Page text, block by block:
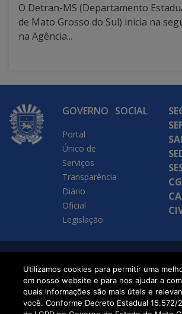
O Detran-MS (Departamento
de Mato Grosso do Sul) inicia na
na Agência...
GOVERNO
Portal
Único de
Serviços
Transparência
Diário
Oficial
Legislação
SOCIAL
SETDIG | Secretaria-
Executiva de
Transformação Digital
Utilizamos cookies para permitir uma
em nosso website e para nos ajudar a
quais informações são mais úteis e
você. Conforme Decreto Estadual 15.572/